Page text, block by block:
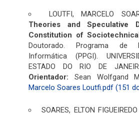
LOUTFI, MARCELO
Theories and Speculative
Constitution of
Doutorado. Programa de
Informática (PPGI).
ESTADO DO RIO DE
Orientador: Sean Wolfgand
Marcelo Soares Loutfi.pdf (151
SOARES, ELTON